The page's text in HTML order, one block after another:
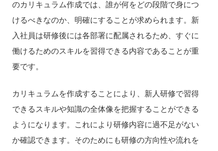
のカリキュラム作成では、誰が何をどの段階で身につ
けるべきなのか、明確にすることが求められます。新
入社員は研修後には各部署に配属されるため、すぐに
働けるためのスキルを習得できる内容であることが重
要です。
カリキュラムを作成することにより、新人研修で習得
できるスキルや知識の全体像を把握することができる
ようになります。これにより研修内容に過不足がない
か確認できます。そのためにも研修の方向性や流れを